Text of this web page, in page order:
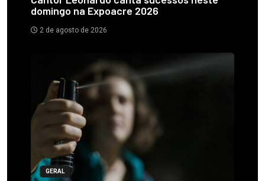
domingo na Expoacre 2026
2 de agosto de 2026
GERAL